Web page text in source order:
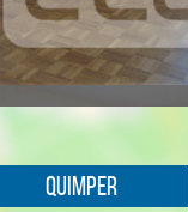
Quimper